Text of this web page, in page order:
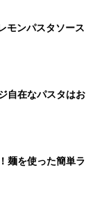
作ったそう。
スタを絡めるだ
モンパスタソース
自在なパスタはお
麺を使った簡単ラ